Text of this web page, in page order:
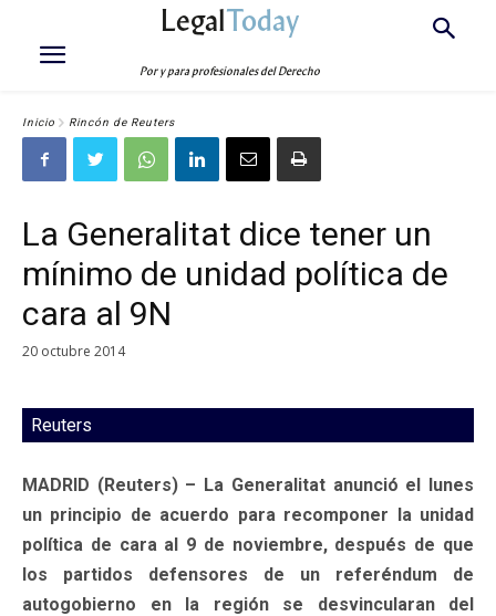
LegalToday
Por y para profesionales del Derecho
Inicio Rincón de Reuters
La Generalitat dice tener un
mínimo de unidad política de
cara al 9N
20 octubre 2014
Reuters
MADRID (Reuters) – La Generalitat anunció el lunes
un principio de acuerdo para recomponer la unidad
política de cara al 9 de noviembre, después de que
los partidos defensores de un referéndum de
autogobierno en la región se desvincularan del